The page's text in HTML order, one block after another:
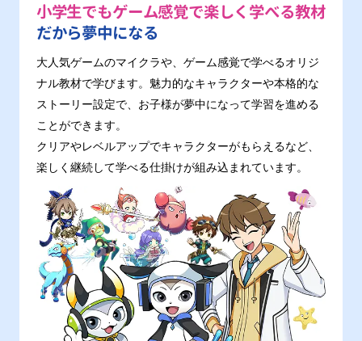
小学生でもゲーム感覚で楽しく学べる教材
だから夢中になる
大人気ゲームのマイクラや、ゲーム感覚で学べるオリジ
ナル教材で学びます。魅力的なキャラクターや本格的な
ストーリー設定で、お子様が夢中になって学習を進める
ことができます。
クリアやレベルアップでキャラクターがもらえるなど、
楽しく継続して学べる仕掛けが組み込まれています。